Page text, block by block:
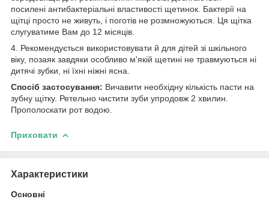
посилені антибактеріальні властивості щетинок. Бактерії на
щітці просто не живуть, і поготів не розмножуються. Ця щітка
слугуватиме Вам до 12 місяців.
4. Рекомендується використовувати й для дітей зі шкільного
віку, позаяк завдяки особливо м'якій щетині не травмуються ні
дитячі зубки, ні їхні ніжні ясна.
Спосіб застосування: Вичавити необхідну кількість пасти на
зубну щітку. Ретельно чистити зуби упродовж 2 хвилин.
Прополоскати рот водою.
Приховати
Характеристики
Основні